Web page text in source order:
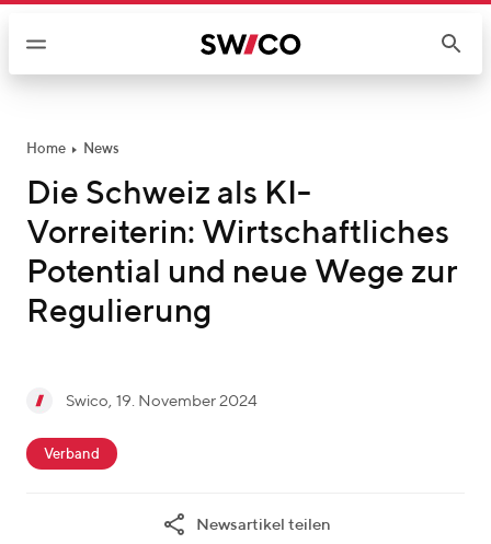
Home News
Die Schweiz als KI-
Vorreiterin: Wirtschaftliches
Potential und neue Wege zur
Regulierung
sw
Swico 19. November 2024
c
Verband
Newsartikel teilen